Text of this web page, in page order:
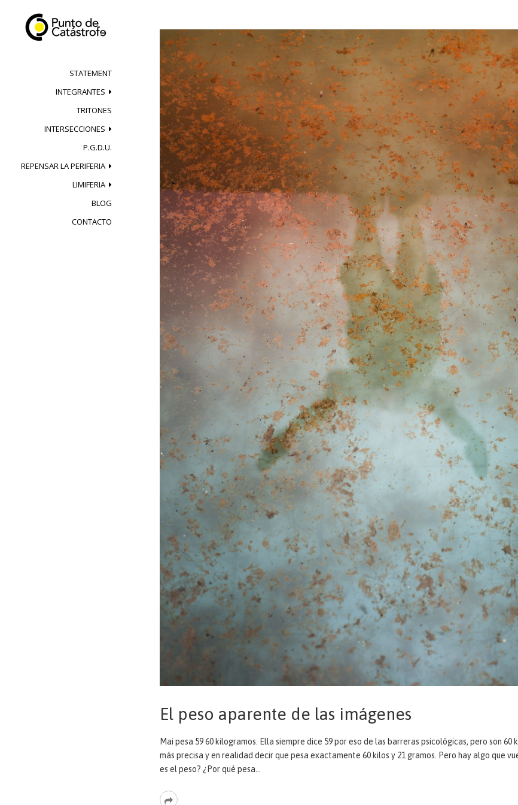
Skip
STATEMENT
INTEGRANTES
TRITONES
INTERSECCIONES
P.G.D.U.
REPENSAR LA PERIFERIA
LIMIFERIA
BLOG
CONTACTO
El peso aparente de las imágenes
Mai pesa 59 60 kilogramos. Ella siempre dice 59 por eso de las barreras psicológicas, pero son 60
más precisa y en realidad decir que pesa exactamente 60 kilos y 21 gramos. Pero hay algo que
es el peso? ¿Por qué pesa…
Read